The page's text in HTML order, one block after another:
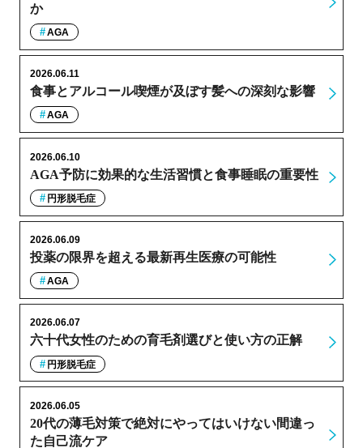
か
AGA
食事とアルコール喫煙が及ぼす髪への深刻な影響
2026.06.11
AGA
AGA予防に効果的な生活習慣と食事睡眠の重要性
2026.06.10
円形脱毛症
投薬の限界を超える最新再生医療の可能性
2026.06.09
AGA
六十代女性のための育毛剤選びと使い方の正解
2026.06.07
円形脱毛症
20代の薄毛対策で絶対にやってはいけない間違っ
た自己流ケア
2026.06.05